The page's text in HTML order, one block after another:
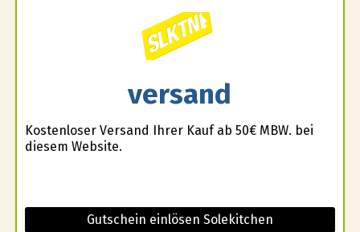
versand
Kostenloser Versand Ihrer Kauf ab 50€ MBW. bei
diesem Website.
Gutschein einlösen Solekitchen